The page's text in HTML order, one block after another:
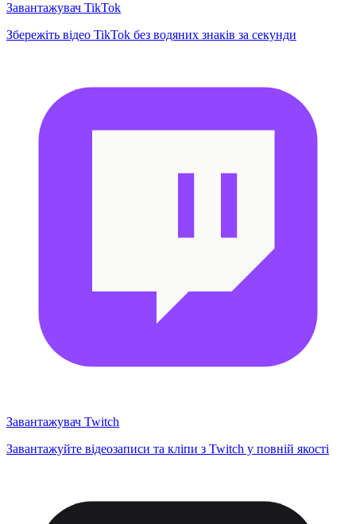
Завантажувач TikTok
Збережіть відео TikTok без водяних знаків за секунди
Завантажувач Twitch
Завантажуйте відеозаписи та кліпи з Twitch у повній якості